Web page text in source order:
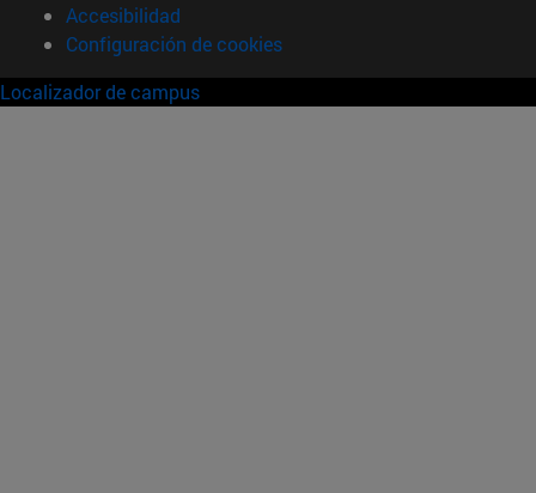
Accesibilidad
Configuración de cookies
Localizador de campus